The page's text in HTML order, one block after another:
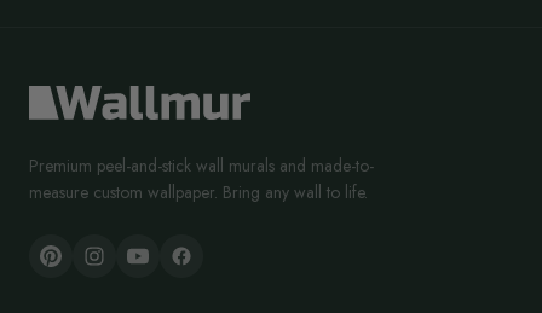
Premium peel-and-stick wall murals and made-to-
measure custom wallpaper. Bring any wall to life.